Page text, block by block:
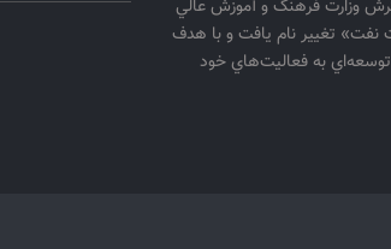
گسترش وزارت فرهنگ و آموزش عالي
تغيير نام يافت و با هدف
توسعه‌اي به فعاليت‌هاي خود